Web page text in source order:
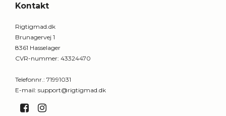
Kontakt
Rigtigmad.dk
Brunagervej 1
8361 Hasselager
CVR-nummer: 43324470
Telefonnr. : 71991031
E-mail: support@rigtigmad.dk